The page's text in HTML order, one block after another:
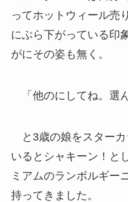
ってホットウィール売
にぶら下がっている印
がにその姿も無く。
「他のにしてね。選
と3歳の娘をスターカ
いるとシャキーン！と
ミアムのランボルギー
持ってきました。